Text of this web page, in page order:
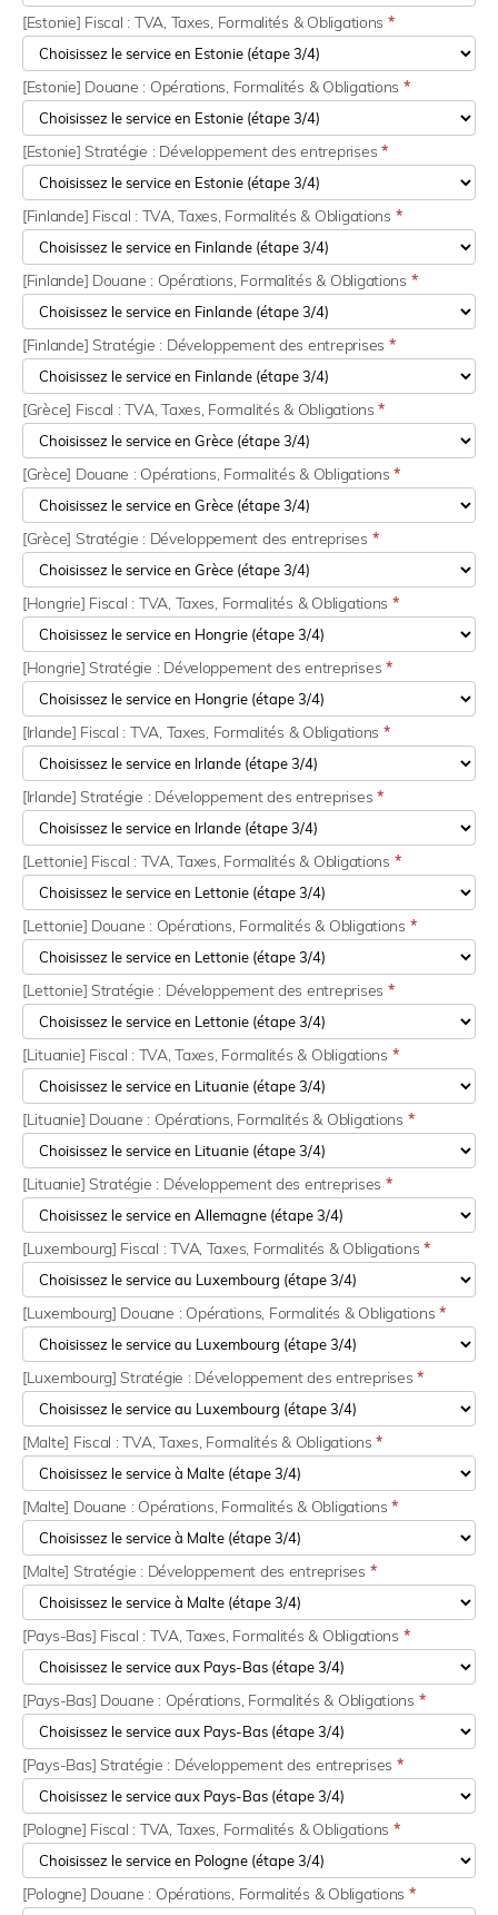
[Estonie] Fiscal : TVA, Taxes, Formalités & Obligations *
[Estonie] Douane : Opérations, Formalités & Obligations *
[Estonie] Stratégie : Développement des entreprises *
[Finlande] Fiscal : TVA, Taxes, Formalités & Obligations *
[Finlande] Douane : Opérations, Formalités & Obligations *
[Finlande] Stratégie : Développement des entreprises *
[Grèce] Fiscal : TVA, Taxes, Formalités & Obligations*
[Grèce] Douane : Opérations, Formalités & Obligations*
[Grèce] Stratégie : Développement des entreprises *
[Hongrie] Fiscal : TVA, Taxes, Formalités & Obligations *
[Hongrie] Stratégie : Développement des entreprises *
[Irlande] Fiscal : TVA, Taxes, Formalités & Obligations *
[Irlande] Stratégie : Développement des entreprises *
[Lettonie] Fiscal : TVA, Taxes, Formalités & Obligations *
[Lettonie] Douane : Opérations, Formalités & Obligations *
[Lettonie] Stratégie : Développement des entreprises *
[Lituanie] Fiscal : TVA, Taxes, Formalités & Obligations *
[Lituanie] Douane : Opérations, Formalités & Obligations *
[Lituanie] Stratégie : Développement des entreprises *
[Luxembourg] Fiscal : TVA, Taxes, Formalités & Obligations*
[Luxembourg] Douane : Opérations, Formalités & Obligations*
[Luxembourg] Stratégie : Développement des entreprises*
[Malte] Fiscal : TVA, Taxes, Formalités & Obligations*
[Malte] Douane : Opérations, Formalités & Obligations*
[Malte] Stratégie : Développement des entreprises *
[Pays-Bas] Fiscal : TVA, Taxes, Formalités & Obligations *
[Pays-Bas] Douane : Opérations, Formalités & Obligations *
[Pays-Bas] Stratégie : Développement des entreprises *
[Pologne] Fiscal : TVA, Taxes, Formalités & Obligations *
[Pologne] Douane : Opérations, Formalités & Obligations *